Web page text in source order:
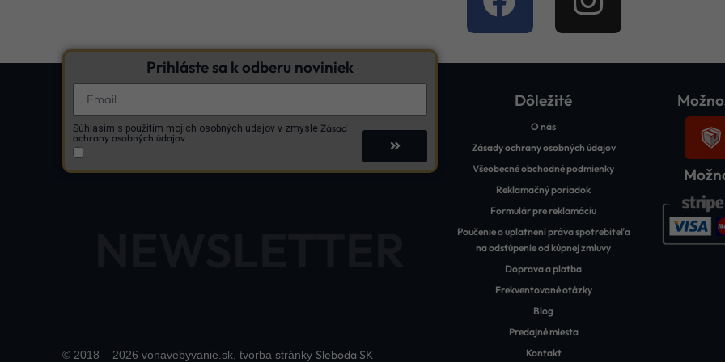
Prihláste sa k odberu noviniek
Súhlasím s použitím mojich osobných údajov v zmysleZásad
ochrany osobných údajov
© 2018 – 2026 vonavebyvanie.sk, tvorba stránkySleboda SK
Dôležité
O nás
Zásady ochrany osobných údajov
Všeobecné obchodné podmienky
Reklamačný poriadok
Formulár pre reklamáciu
Poučenie o uplatnení práva spotrebiteľa
na odstúpenie od kúpnej zmluvy
Doprava a platba
Frekventované otázky
Blog
Predajné miesta
Kontakt